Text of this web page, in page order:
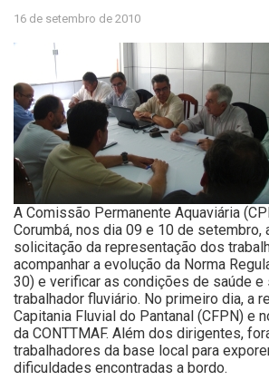
16 de setembro de 2010
A Comissão Permanente Aquaviária
Corumbá, nos dia 09 e 10 de setembro,
solicitação da representação dos
acompanhar a evolução da Norma
30) e verificar as condições de saúde e
trabalhador fluviário. No primeiro dia, a
Capitania Fluvial do Pantanal (CFPN) e
da CONTTMAF. Além dos dirigentes,
trabalhadores da base local para
dificuldades encontradas a bordo.